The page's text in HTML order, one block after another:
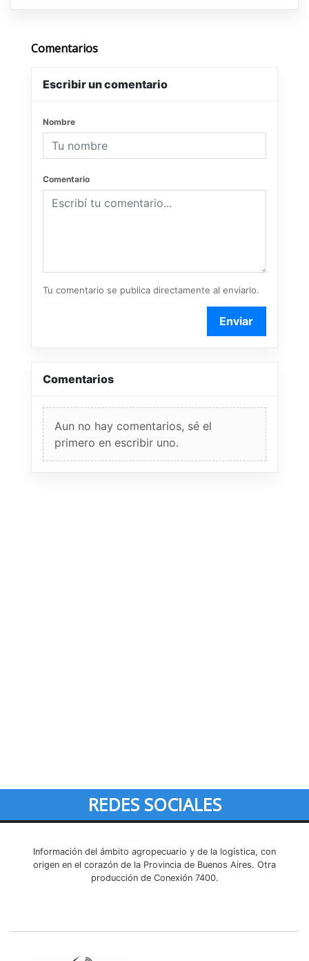
Comentarios
Escribir un comentario
Nombre
Comentario
Tu comentario se publica directamente al enviarlo.
Enviar
Comentarios
Aun no hay comentarios, sé el
primero en escribir uno.
REDES SOCIALES
Información del ámbito agropecuario y de la logística, con
origen en el corazón de la Provincia de Buenos Aires. Otra
producción de Conexión 7400.